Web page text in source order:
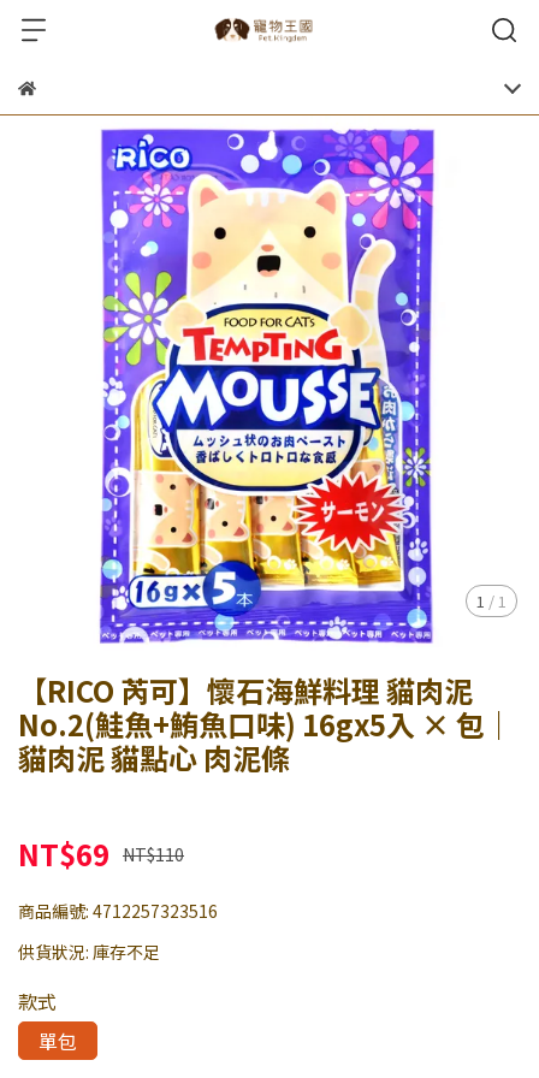
1 / 1
【RICO 芮可】懷石海鮮料理 貓肉泥
No.2(鮭魚+鮪魚口味) 16gx5入 × 包｜
貓肉泥 貓點心 肉泥條
NT$69 NT$110
商品編號: 4712257323516
供貨狀況: 庫存不足
款式
單包